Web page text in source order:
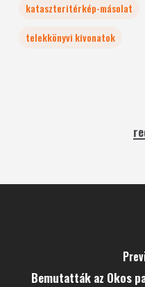
kataszteritérkép-másolat
telekkönyvi kivonatok
Bemutatták az Okos